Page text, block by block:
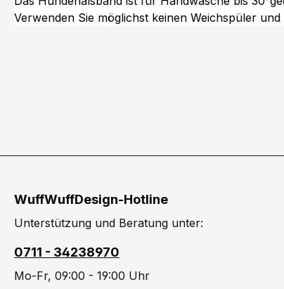
Verwenden Sie möglichst keinen Weichspüler
WuffWuffDesign-Hotline
Unterstützung und Beratung unter:
0711 - 34238970
Mo-Fr, 09:00 - 19:00 Uhr